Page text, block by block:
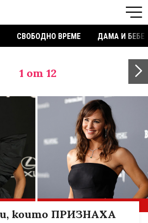
СВОБОДНО ВРЕМЕ ДАМА И БЕБЕ
1 от 12
които ПРИЗНАХА